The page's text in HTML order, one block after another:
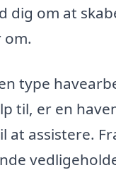
dig om at
type
til, er en
at assistere.